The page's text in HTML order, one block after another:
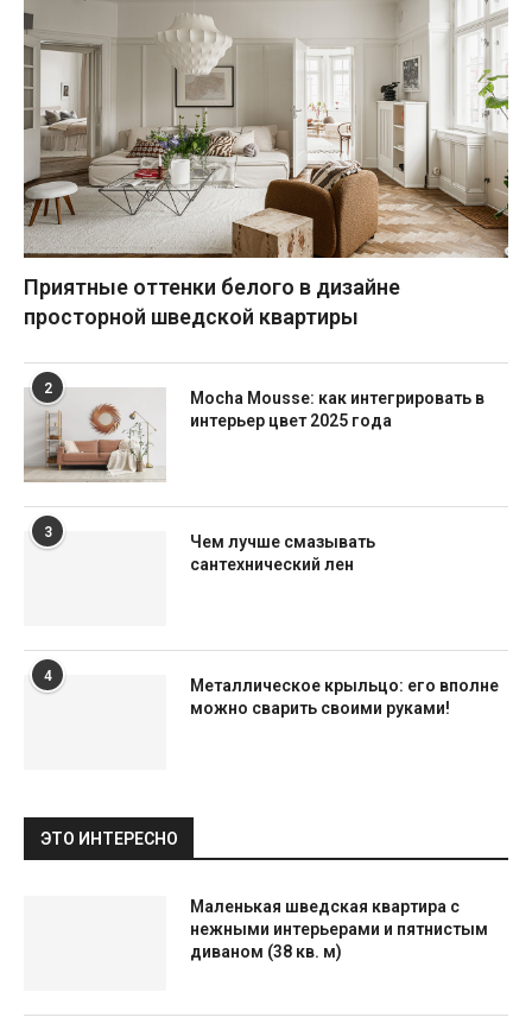
Приятные оттенки белого в дизайне
просторной шведской квартиры
2
Mocha Mousse: как интегрировать в
интерьер цвет 2025 года
3
Чем лучше смазывать
сантехнический лен
4
Металлическое крыльцо: его вполне
можно сварить своими руками!
ЭТО ИНТЕРЕСНО
Маленькая шведская квартира с
нежными интерьерами и пятнистым
диваном (38 кв. м)